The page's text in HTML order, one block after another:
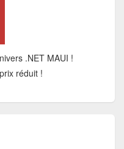
.NET MAUI !
réduit !